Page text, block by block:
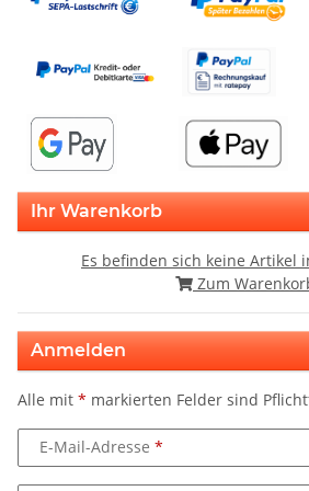
Ihr Warenkorb
Es befinden sich keine Artikel
Zum
Anmelden
Alle mit * markierten Felder sind
E-Mail-Adresse